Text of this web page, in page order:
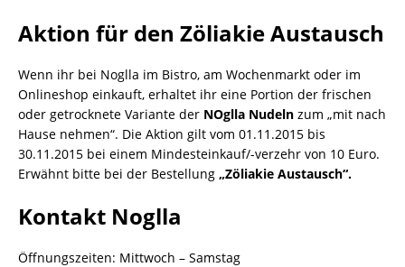
Aktion für den Zöliakie Austausch
Wenn ihr bei Noglla im Bistro, am Wochenmarkt oder im
Onlineshop einkauft, erhaltet ihr eine Portion der frischen
oder getrocknete Variante der NOglla Nudeln zum „mit nach
Hause nehmen“. Die Aktion gilt vom 01.11.2015 bis
30.11.2015 bei einem Mindesteinkauf/-verzehr von 10 Euro.
Erwähnt bitte bei der Bestellung „Zöliakie Austausch“.
Kontakt Noglla
Öffnungszeiten: Mittwoch – Samstag